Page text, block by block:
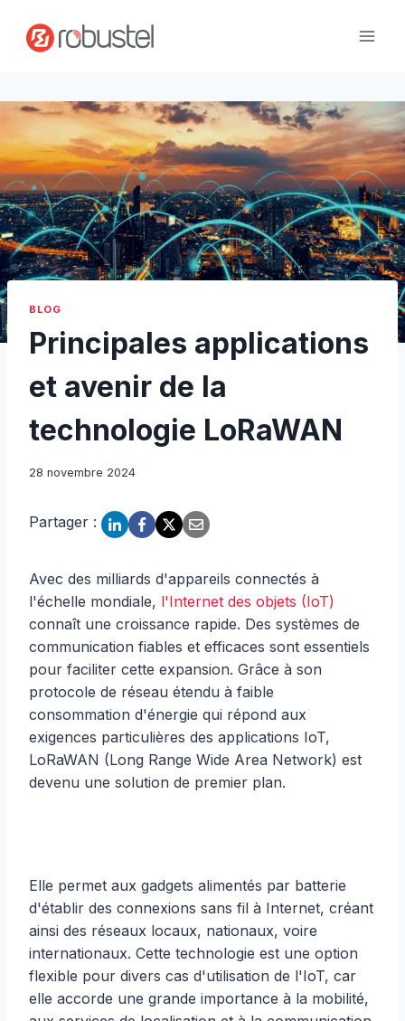
contenu
BLOG
Principales applications
et avenir de la
technologie LoRaWAN
28 novembre 2024
Partager :
Avec des milliards d'appareils connectés à
l'échelle mondiale, l'Internet des objets (IoT)
connaît une croissance rapide. Des systèmes de
communication fiables et efficaces sont essentiels
pour faciliter cette expansion. Grâce à son
protocole de réseau étendu à faible
consommation d'énergie qui répond aux
exigences particulières des applications IoT,
LoRaWAN (Long Range Wide Area Network) est
devenu une solution de premier plan.
Elle permet aux gadgets alimentés par batterie
d'établir des connexions sans fil à Internet, créant
ainsi des réseaux locaux, nationaux, voire
internationaux. Cette technologie est une option
flexible pour divers cas d'utilisation de l'IoT, car
elle accorde une grande importance à la mobilité,